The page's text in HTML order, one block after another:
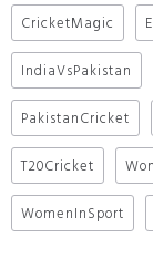
CricketMagic
IndiaVsPakistan
PakistanCricket
T20Cricket
WomenInSport